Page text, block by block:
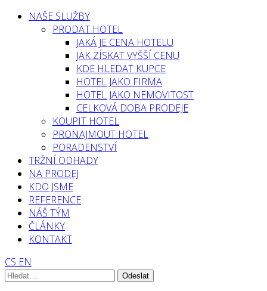
NAŠE SLUŽBY
PRODAT HOTEL
JAKÁ JE CENA HOTELU
JAK ZÍSKAT VYŠŠÍ CENU
KDE HLEDAT KUPCE
HOTEL JAKO FIRMA
HOTEL JAKO NEMOVITOST
CELKOVÁ DOBA PRODEJE
KOUPIT HOTEL
PRONAJMOUT HOTEL
PORADENSTVÍ
TRŽNÍ ODHADY
NA PRODEJ
KDO JSME
REFERENCE
NÁŠ TÝM
ČLÁNKY
KONTAKT
CS EN